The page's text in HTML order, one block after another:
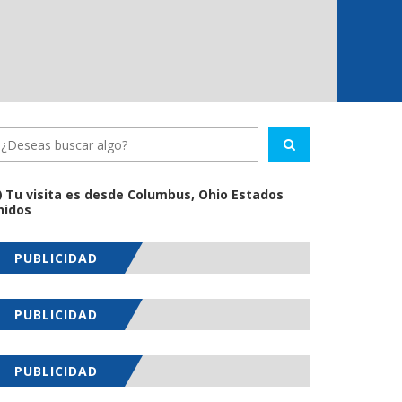
Tu visita es desde Columbus, Ohio Estados
PUBLICIDAD
PUBLICIDAD
PUBLICIDAD